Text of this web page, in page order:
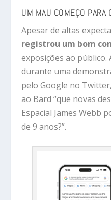
UM MAU COMEÇO PARA
Apesar de altas
registrou um bom
exposições ao público.
durante uma
pelo Google no
ao Bard “que novas
Espacial James Webb
de 9 anos?”.